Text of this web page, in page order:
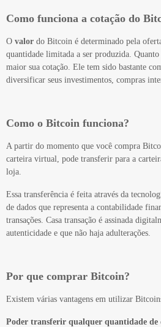
Como funciona a cotação do
O valor do Bitcoin é determinado pela
quantidade limitada a ser produzida.
maior sua cotação. Ele tem sido bastante
diversificar seus investimentos, compras
Como o Bitcoin funciona?
A partir do momento que você compra
carteira virtual, pode transferir para a
loja.
Essa transferência é feita através da
de dados que representa a contabilidade
transações. Casa transação é assinada
autenticidade e que não haja adulterações.
Por que comprar Bitcoin?
Existem várias vantagens em utilizar
Poder transferir qualquer quantidade